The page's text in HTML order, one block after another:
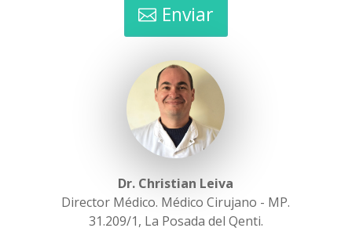
Enviar
Dr. Christian Leiva
Director Médico. Médico Cirujano - MP.
31.209/1, La Posada del Qenti.